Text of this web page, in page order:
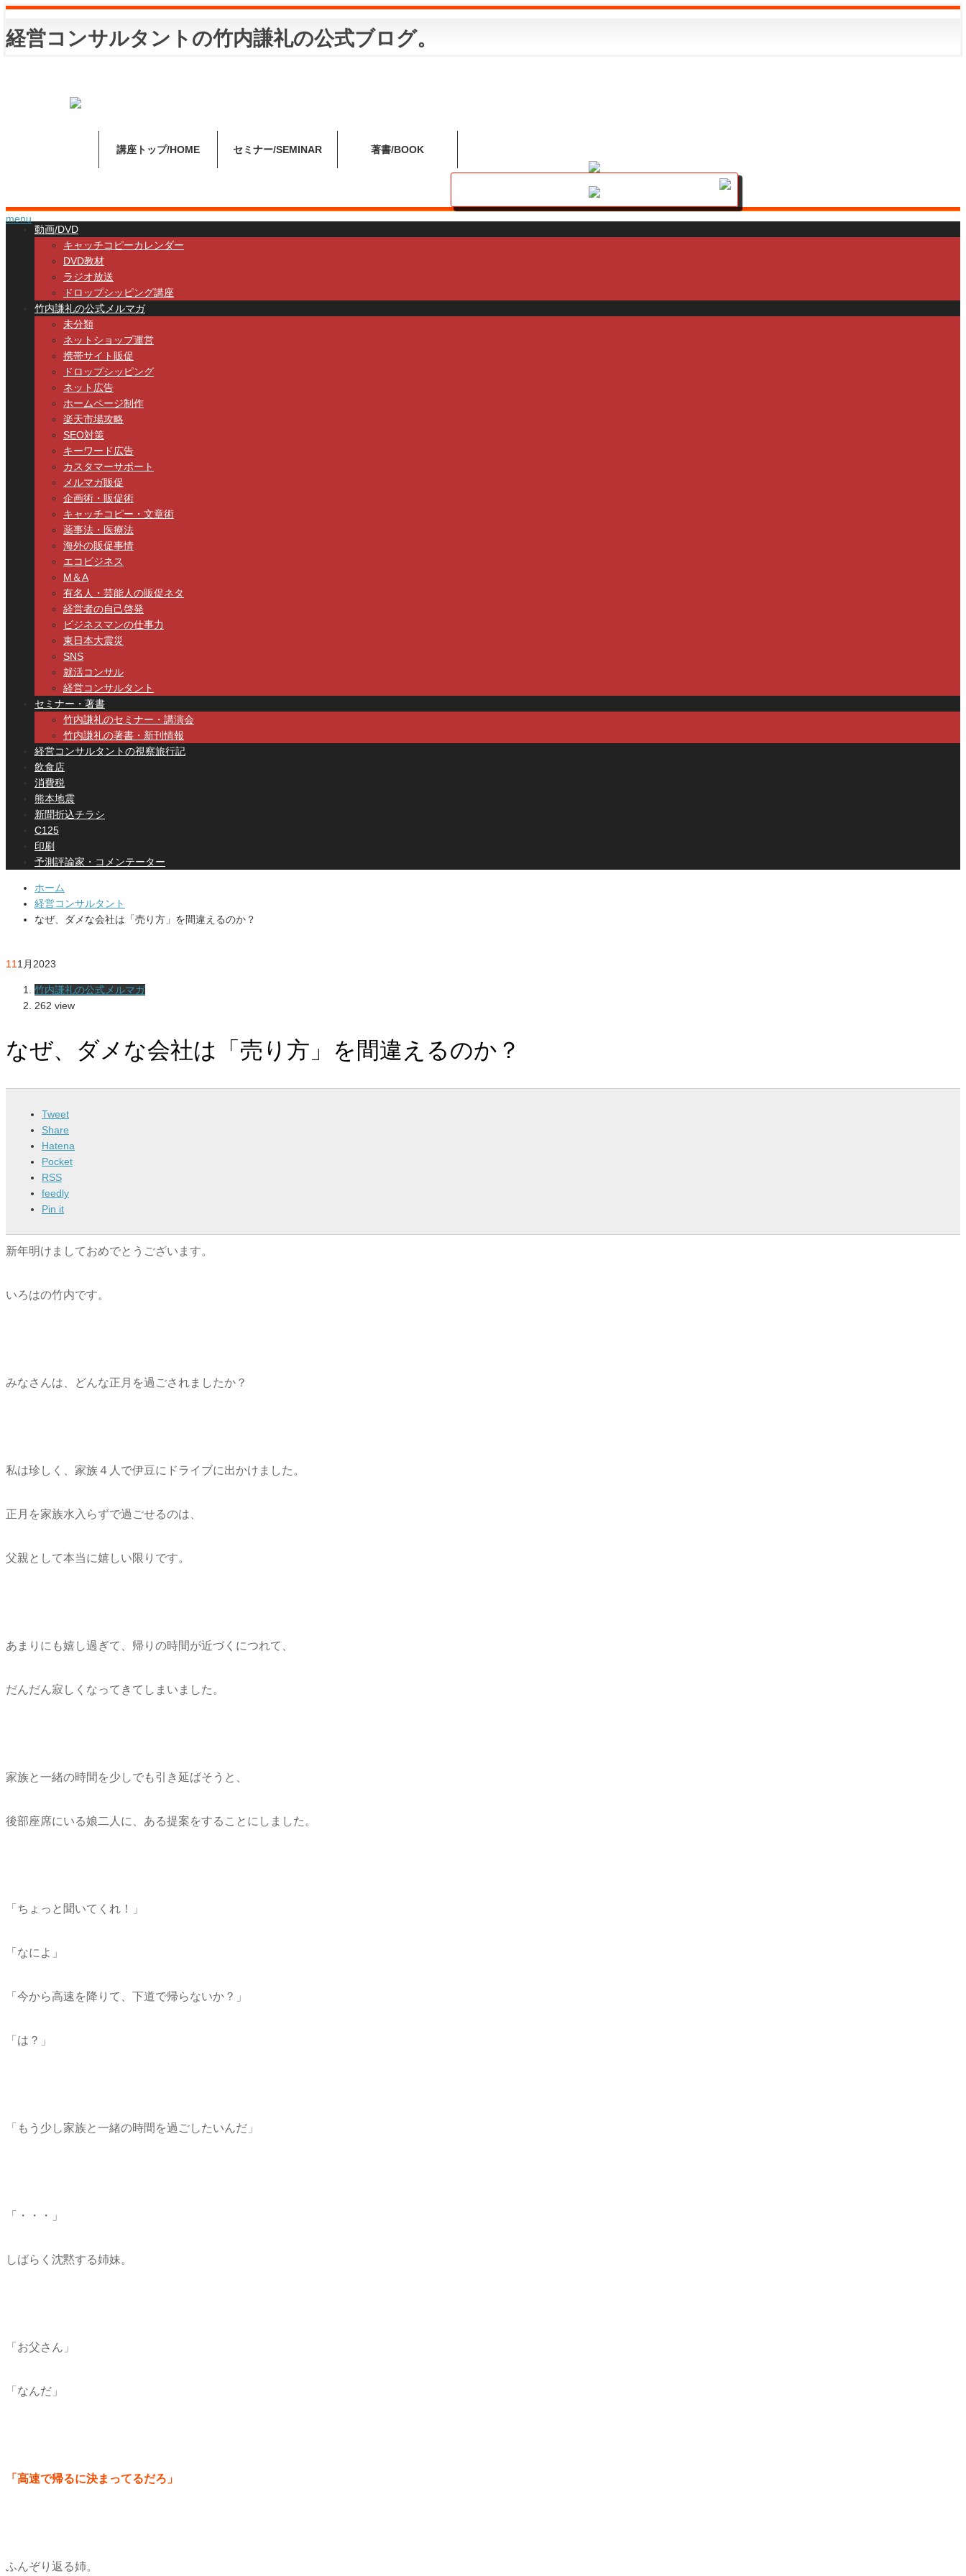
経営コンサルタントの竹内謙礼の公式ブログ。
講座トップ HOME セミナー SEMINAR 著書 BOOK
menu
動画/DVD
キャッチコピーカレンダー
DVD教材
ラジオ放送
ドロップシッピング講座
竹内謙礼の公式メルマガ
未分類
ネットショップ運営
携帯サイト販促
ドロップシッピング
ネット広告
ホームページ制作
楽天市場攻略
SEO対策
キーワード広告
カスタマーサポート
メルマガ販促
企画術・販促術
キャッチコピー・文章術
薬事法・医療法
海外の販促事情
エコビジネス
M＆A
有名人・芸能人の販促ネタ
経営者の自己啓発
ビジネスマンの仕事力
東日本大震災
SNS
就活コンサル
経営コンサルタント
セミナー・著書
竹内謙礼のセミナー・講演会
竹内謙礼の著書・新刊情報
経営コンサルタントの視察旅行記
飲食店
消費税
熊本地震
新聞折込チラシ
C125
印刷
予測評論家・コメンテーター
ホーム
経営コンサルタント
なぜ、ダメな会社は「売り方」を間違えるのか？
11 1月 2023
竹内謙礼の公式メルマガ
262 view
なぜ、ダメな会社は「売り方」を間違えるのか？
Tweet
Share
Hatena
Pocket
RSS
feedly
Pin it
新年明けましておめでとうございます。
いろはの竹内です。
みなさんは、どんな正月を過ごされましたか？
私は珍しく、家族４人で伊豆にドライブに出かけました。
正月を家族水入らずで過ごせるのは、
父親として本当に嬉しい限りです。
あまりにも嬉し過ぎて、帰りの時間が近づくにつれて、
だんだん寂しくなってきてしまいました。
家族と一緒の時間を少しでも引き延ばそうと、
後部座席にいる娘二人に、ある提案をすることにしました。
「ちょっと聞いてくれ！」
「なによ」
「今から高速を降りて、下道で帰らないか？」
「は？」
「もう少し家族と一緒の時間を過ごしたいんだ」
「・・・」
しばらく沈黙する姉妹。
「お父さん」
「なんだ」
「高速で帰るに決まってるだろ」
ふんぞり返る姉。